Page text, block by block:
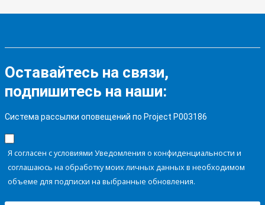
Оставайтесь на связи,
подпишитесь на наши:
Система рассылки оповещений по Project P003186
Я согласен с условиями Уведомления о конфиденциальности и
соглашаюсь на обработку моих личных данных в необходимом
объеме для подписки на выбранные обновления.